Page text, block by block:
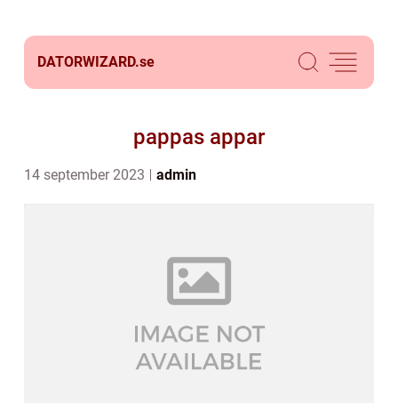
DATORWIZARD.se
pappas appar
14 september 2023 admin